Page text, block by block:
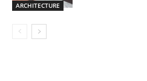
ARCHITECTURE